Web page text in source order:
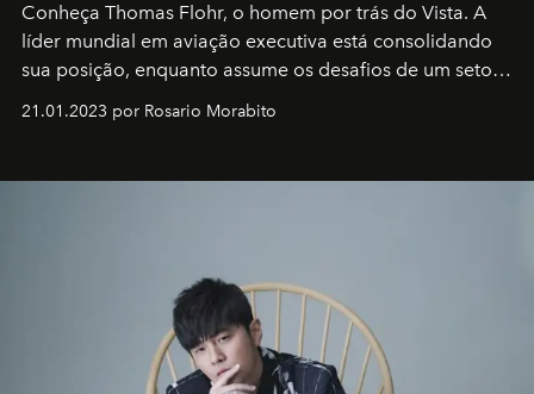
Conheça Thomas Flohr, o homem por trás do Vista. A
líder mundial em aviação executiva está consolidando
sua posição, enquanto assume os desafios de um setor
em rápida evolução e redefinindo o conceito de luxo
21.01.2023 por Rosario Morabito